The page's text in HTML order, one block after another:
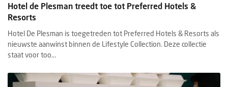
Hotel de Plesman treedt toe tot Preferred Hotels &
Resorts
Hotel De Plesman is toegetreden tot Preferred Hotels & Resorts als
nieuwste aanwinst binnen de Lifestyle Collection. Deze collectie
staat voor too...